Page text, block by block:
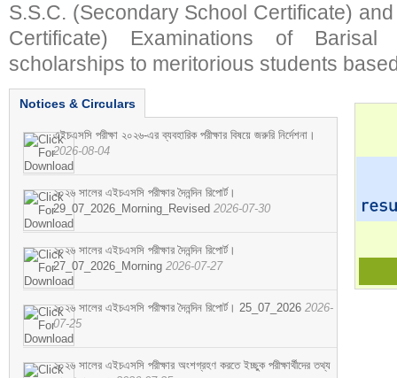
S.S.C. (Secondary School Certificate)
Certificate) Examinations of
scholarships to meritorious students
Notices & Circulars
এইচএসসি পরীক্ষা ২০২৬-এর ব্যবহারিক পরীক্ষার বিষয়ে জরুরি নির্দেশনা।
2026-08-04
২০২৬ সালের এইচএসসি পরীক্ষার দৈনন্দিন রিপোর্ট।
29_07_2026_Morning_Revised 2026-07-30
২০২৬ সালের এইচএসসি পরীক্ষার দৈনন্দিন রিপোর্ট।
27_07_2026_Morning 2026-07-27
২০২৬ সালের এইচএসসি পরীক্ষার দৈনন্দিন রিপোর্ট। 25_07_2026 2026-
07-25
২০২৬ সালের এইচএসসি পরীক্ষার অংশগ্রহণ করতে ইচ্ছুক পরীক্ষার্থীদের তথ্য